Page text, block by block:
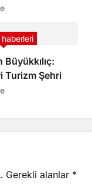
Tebrik
Büyükkılıç:
Turizm Şehri
haberleri
Gerekli alanlar *